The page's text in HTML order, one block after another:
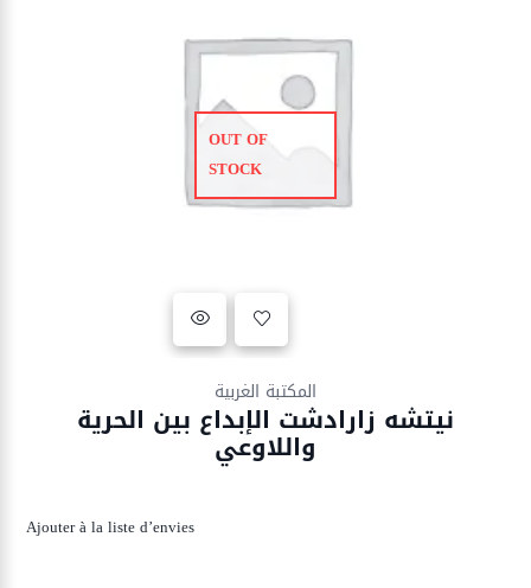
OUT OF
STOCK
المكتبة الغربية
نيتشه زارادشت الإبداع بين الحرية
واللاوعي
Ajouter à la liste d’envies